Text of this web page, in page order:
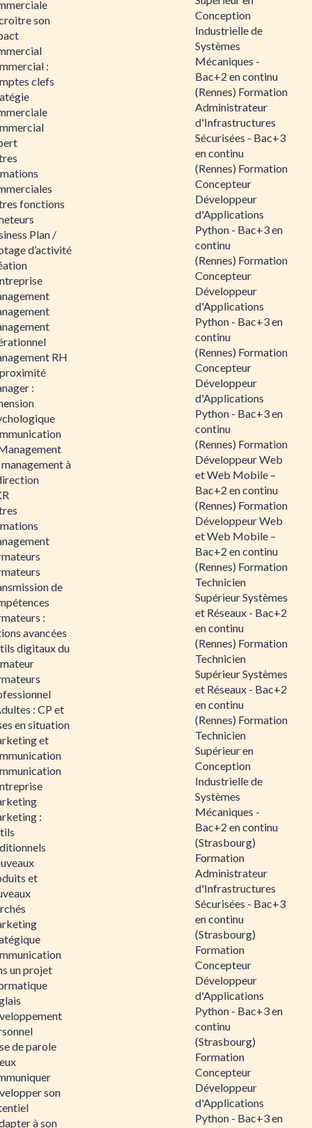
son
:
clefs
fonctions
Plan /
d’activité
RH
:
à
de
:
avancées
digitaux du
: CP et
en situation
et
:
et
un projet
de parole
son
à son
Conception
Industrielle de
Systèmes
Mécaniques -
Bac+2 en continu
(Rennes) Formation
Administrateur
d'Infrastructures
Sécurisées - Bac+3
en continu
(Rennes) Formation
Concepteur
Développeur
d'Applications
Python - Bac+3 en
continu
(Rennes) Formation
Concepteur
Développeur
d'Applications
Python - Bac+3 en
continu
(Rennes) Formation
Concepteur
Développeur
d'Applications
Python - Bac+3 en
continu
(Rennes) Formation
Développeur Web
et Web Mobile –
Bac+2 en continu
(Rennes) Formation
Développeur Web
et Web Mobile –
Bac+2 en continu
(Rennes) Formation
Technicien
Supérieur Systèmes
et Réseaux - Bac+2
en continu
(Rennes) Formation
Technicien
Supérieur Systèmes
et Réseaux - Bac+2
en continu
(Rennes) Formation
Technicien
Supérieur en
Conception
Industrielle de
Systèmes
Mécaniques -
Bac+2 en continu
(Strasbourg)
Formation
Administrateur
d'Infrastructures
Sécurisées - Bac+3
en continu
(Strasbourg)
Formation
Concepteur
Développeur
d'Applications
Python - Bac+3 en
continu
(Strasbourg)
Formation
Concepteur
Développeur
d'Applications
Python - Bac+3 en